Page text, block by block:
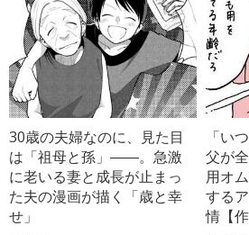
30歳の夫婦なのに、見た目
は「祖母と孫」――。急激
に老いる妻と成長が止まっ
た夫の漫画が描く「歳と幸
せ」
「い
父が
用オ
する
情【